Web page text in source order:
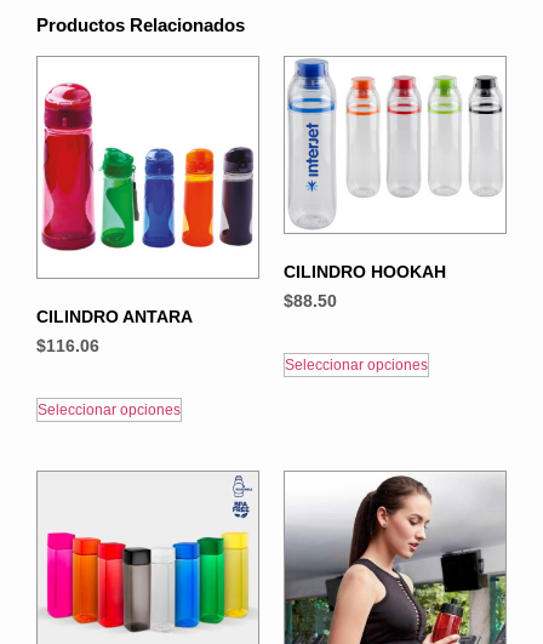
Productos Relacionados
CILINDRO ANTARA
$116.06
Seleccionar opciones
CILINDRO HOOKAH
$88.50
Seleccionar opciones